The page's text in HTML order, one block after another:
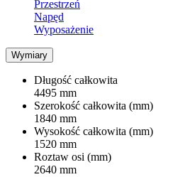
Przestrzeń
Napęd
Wyposażenie
Wymiary
Długość całkowita
4495 mm
Szerokość całkowita (mm)
1840 mm
Wysokość całkowita (mm)
1520 mm
Roztaw osi (mm)
2640 mm